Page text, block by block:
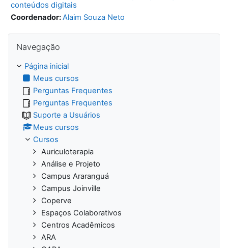
conteúdos digitais
Coordenador:Alaim Souza Neto
Navegação
Página inicial
Meus cursos
Perguntas Frequentes
Perguntas Frequentes
Suporte a Usuários
Meus cursos
Cursos
Auriculoterapia
Análise e Projeto
Campus Araranguá
Campus Joinville
Coperve
Espaços Colaborativos
Centros Acadêmicos
ARA